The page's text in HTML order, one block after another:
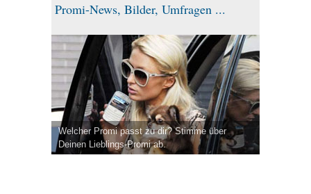
Promi-News, Bilder, Umfragen ...
Welcher Promi passt zu dir? Stimme über
Deinen Lieblings-Promi ab.